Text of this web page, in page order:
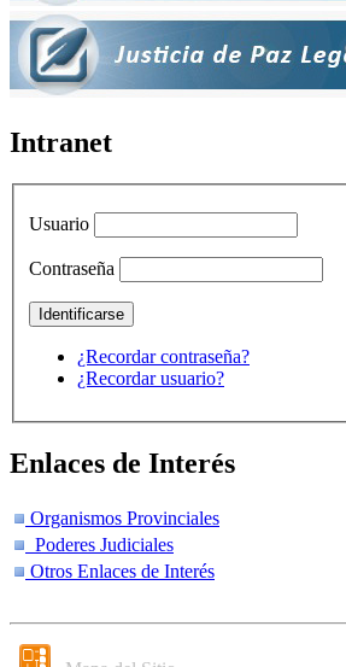
Intranet
Usuario
Contraseña
¿Recordar contraseña?
¿Recordar usuario?
Enlaces de Interés
Organismos Provinciales
Poderes Judiciales
Otros Enlaces de Interés